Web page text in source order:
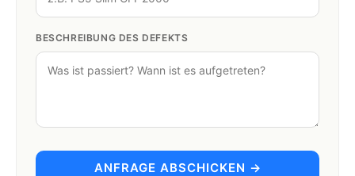
BESCHREIBUNG DES DEFEKTS
ANFRAGE ABSCHICKEN →